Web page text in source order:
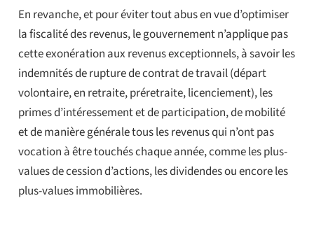
En revanche, et pour éviter tout abus en vue d’optimiser
la fiscalité des revenus, le gouvernement n’applique pas
cette exonération aux revenus exceptionnels, à savoir les
indemnités de rupture de contrat de travail (départ
volontaire, en retraite, préretraite, licenciement), les
primes d’intéressement et de participation, de mobilité
et de manière générale tous les revenus qui n’ont pas
vocation à être touchés chaque année, comme les plus-
values de cession d’actions, les dividendes ou encore les
plus-values immobilières.